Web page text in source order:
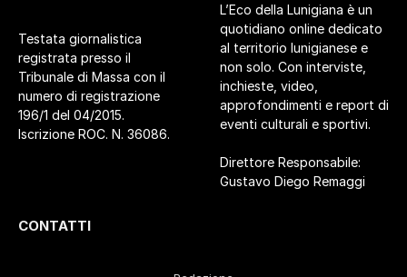
Testata giornalistica
registrata presso il
Tribunale di Massa con il
numero di registrazione
196/1 del 04/2015.
Iscrizione ROC. N. 36086.
L’Eco della Lunigiana è un
quotidiano online dedicato
al territorio lunigianese e
non solo. Con interviste,
inchieste, video,
approfondimenti e report di
eventi culturali e sportivi.
Direttore Responsabile:
Gustavo Diego Remaggi
CONTATTI